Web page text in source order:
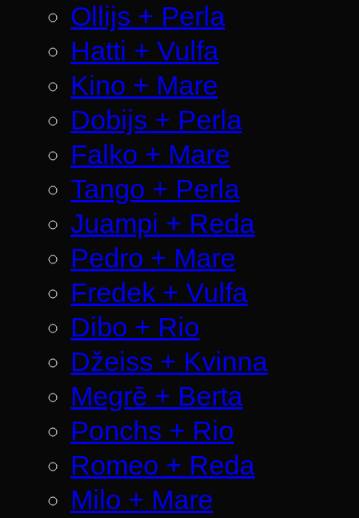
Ollijs + Perla
Hatti + Vulfa
Kino + Mare
Dobijs + Perla
Falko + Mare
Tango + Perla
Juampi + Reda
Pedro + Mare
Fredek + Vulfa
Dibo + Rio
Džeiss + Kvinna
Megrē + Berta
Ponchs + Rio
Romeo + Reda
Milo + Mare